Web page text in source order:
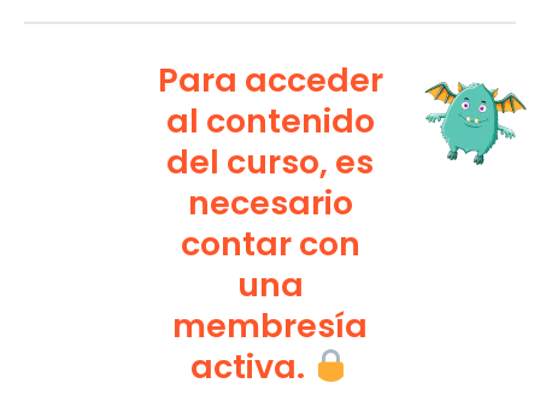
Para acceder
al contenido
del curso, es
necesario
contar con
una
membresía
activa.